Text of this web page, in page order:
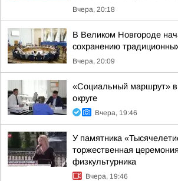
Вчера, 20:18
В Великом Новгороде
сохранению
Вчера, 20:09
«Социальный маршрут»
округе
Вчера, 19:46
У памятника
торжественная
физкультурника
Вчера, 19:46